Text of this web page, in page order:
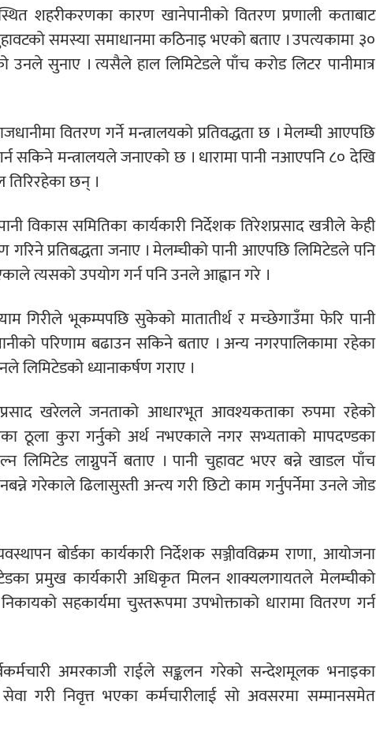
शहरीकरणका कारण खानेपानीको वितरण प्रणाली कताबाट
समस्या समाधानमा कठिनाइ भएको बताए । उपत्यकामा ३०
सुनाए । त्यसैले हाल लिमिटेडले पाँच करोड लिटर पानीमात्र
वितरण गर्ने मन्त्रालयको प्रतिवद्धता छ । मेलम्ची आएपछि
सकिने मन्त्रालयले जनाएको छ । धारामा पानी नआएपनि ८० देखि
छन् ।
विकास समितिका कार्यकारी निर्देशक तिरेशप्रसाद खत्रीले केही
गरिने प्रतिबद्धता जनाए । मेलम्चीको पानी आएपछि लिमिटेडले पनि
त्यसको उपयोग गर्न पनि उनले आह्वान गरे ।
गिरीले भूकम्पपछि सुकेको मातातीर्थ र मच्छेगाउँमा फेरि पानी
परिणाम बढाउन सकिने बताए । अन्य नगरपालिकामा रहेका
लिमिटेडको ध्यानाकर्षण गराए ।
खरेलले जनताको आधारभूत आवश्यकताका रुपमा रहेको
ठूला कुरा गर्नुको अर्थ नभएकाले नगर सभ्यताको मापदण्डका
लिमिटेड लाग्नुपर्ने बताए । पानी चुहावट भएर बन्ने खाडल पाँच
गरेकाले ढिलासुस्ती अन्त्य गरी छिटो काम गर्नुपर्नेमा उनले जोड
बोर्डका कार्यकारी निर्देशक सञ्जीवविक्रम राणा, आयोजना
प्रमुख कार्यकारी अधिकृत मिलन शाक्यलगायतले मेलम्चीको
सहकार्यमा चुस्तरूपमा उपभोक्ताको धारामा वितरण गर्न
अमरकाजी राईले सङ्कलन गरेको सन्देशमूलक भनाइका
गरी निवृत्त भएका कर्मचारीलाई सो अवसरमा सम्मानसमेत